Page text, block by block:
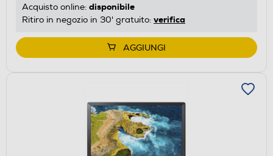
Acquisto online: disponibile
Ritiro in negozio in 30' gratuito: verifica
AGGIUNGI